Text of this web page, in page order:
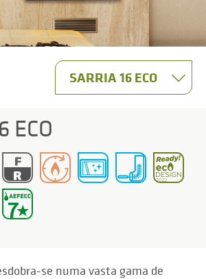
SARRIA 16 ECO
ECO
se numa vasta gama de